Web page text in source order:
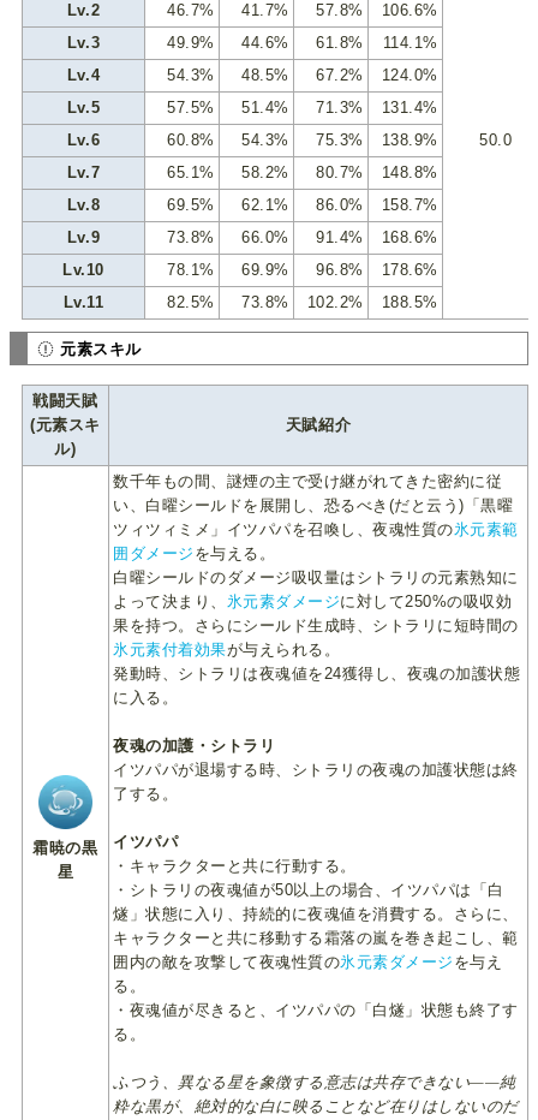
50.0
Lv.2 46.7% 41.7% 57.8%
106.6%
Lv.3
49.9% 44.6% 61.8%
114.1%
Lv.4
54.3% 48.5% 67.2%
124.0%
Lv.5
57.5% 51.4% 71.3%
131.4%
Lv.6
60.8% 54.3% 75.3%
138.9%
Lv.7
65.1% 58.2% 80.7%
148.8%
Lv.8
69.5% 62.1% 86.0%
158.7%
Lv.9
73.8% 66.0% 91.4%
168.6%
Lv.10
78.1% 69.9% 96.8%
178.6%
Lv.11
82.5% 73.8% 102.2% 188.5%
元素スキル
戦闘天賦
(元素スキ
ル)
天賦紹介
霜暁の黒
星
数千年もの間、謎煙の主で受け継がれてきた密約に従
い、白曜シールドを展開し、恐るべき(だと云う)「黒曜
ツィツィミメ」イツパパを召喚し、夜魂性質の氷元素範
囲ダメージ を与える。
白曜シールドのダメージ吸収量はシトラリの元素熟知に
よって決まり、 氷元素ダメージに対して250%の吸収効
果を持つ。さらにシールド生成時、シトラリに短時間の
氷元素付着効果が与えられる。
発動時、シトラリは夜魂値を24獲得し、夜魂の加護状態
に入る。
夜魂の加護・シトラリ
イツパパが退場する時、シトラリの夜魂の加護状態は終
了する。
イツパパ
・キャラクターと共に行動する。
・シトラリの夜魂値が50以上の場合、イツパパは「白
燧」状態に入り、持続的に夜魂値を消費する。さらに、
キャラクターと共に移動する霜落の嵐を巻き起こし、範
囲内の敵を攻撃して夜魂性質の氷元素ダメージ を与え
る。
・夜魂値が尽きると、イツパパの「白燧」状態も終了す
る。
ふつう、異なる星を象徴する意志は共存できない——純
粋な黒が、絶対的な白に映ることなど在りはしないのだ